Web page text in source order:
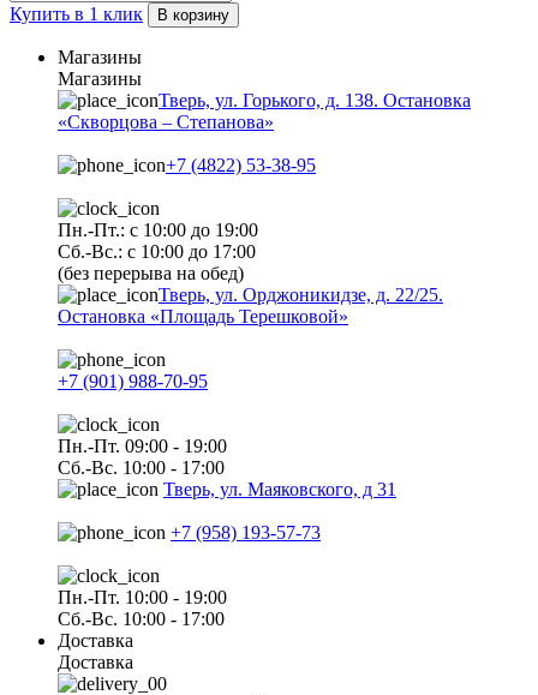
Купить в 1 клик В корзину
Магазины
Магазины
Тверь, ул. Горького, д. 138. Остановка
«Скворцова – Степанова»
+7 (4822) 53-38-95
Пн.-Пт.: с 10:00 до 19:00
Сб.-Вс.: с 10:00 до 17:00
(без перерыва на обед)
Тверь, ул. Орджоникидзе, д. 22/25.
Остановка «Площадь Терешковой»
+7 (901) 988-70-95
Пн.-Пт. 09:00 - 19:00
Сб.-Вс. 10:00 - 17:00
Тверь, ул. Маяковского, д 31
+7 (958) 193-57-73
Пн.-Пт. 10:00 - 19:00
Сб.-Вс. 10:00 - 17:00
Доставка
Доставка